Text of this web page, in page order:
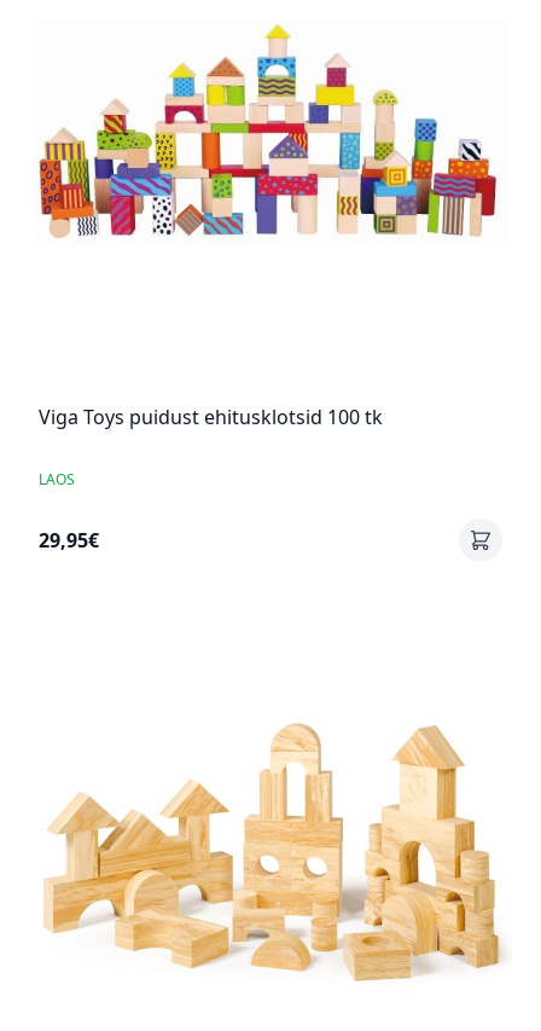
Viga Toys puidust ehitusklotsid 100 tk
LAOS
29,95€